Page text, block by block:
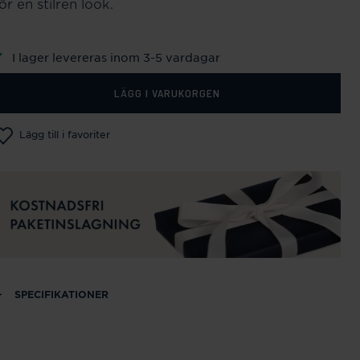
en stilren look.
I lager levereras inom 3-5 vardagar
LÄGG I VARUKORGEN
Lägg till i favoriter
SPECIFIKATIONER